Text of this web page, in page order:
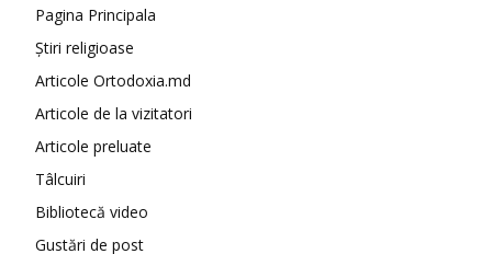
Pagina Principala
Știri religioase
Articole Ortodoxia.md
Articole de la vizitatori
Articole preluate
Tâlcuiri
Bibliotecă video
Gustări de post